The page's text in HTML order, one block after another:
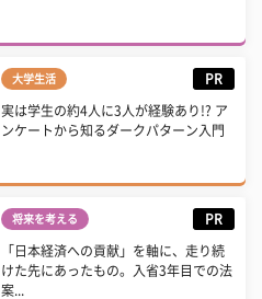
大学生活 PR
実は学生の約4人に3人が経験あり!? ア
ンケートから知るダークパターン入門
将来を考える PR
「日本経済への貢献」を軸に、走り続
けた先にあったもの。入省3年目での法
案...